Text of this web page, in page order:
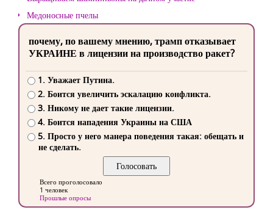
Медоносные пчелы
почему, по вашему мнению, трамп отказывает
УКРАИНЕ в лицензии на производство ракет?
1. Уважает Путина.
2. Боится увеличить эскалацию конфликта.
3. Никому не дает такие лицензии.
4. Боится нападения Украины на США
5. Просто у него манера поведения такая: обещать и
не сделать.
Всего проголосовало
1 человек
Прошлые опросы